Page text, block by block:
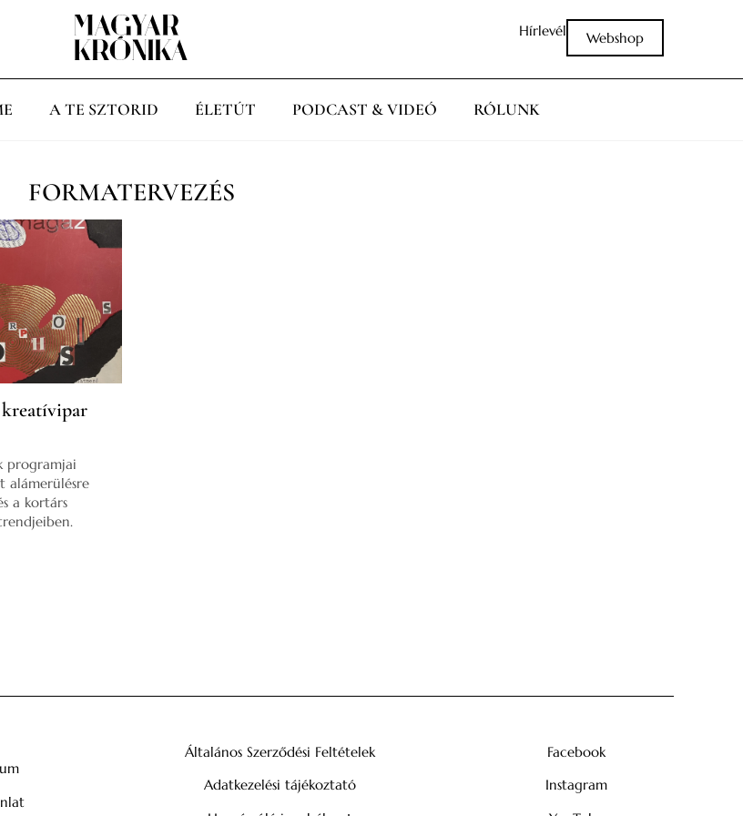
Hírlevél Webshop
A TE SZTORID ÉLETÚT PODCAST & VIDEÓ RÓLUNK
FORMATERVEZÉS
programjai
alámerülésre
a kortárs
Általános Szerződési Feltételek
Adatkezelési tájékoztató
Facebook
Instagram